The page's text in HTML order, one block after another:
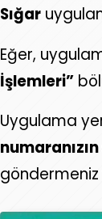
Sığar
Eğer,
İşlemleri”
Uygulama